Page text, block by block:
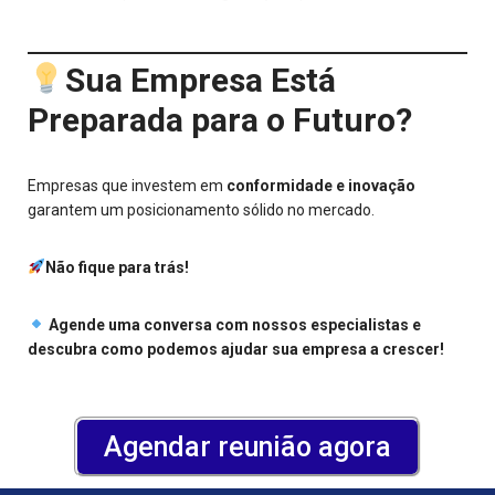
Sua Empresa Está
Preparada para o Futuro?
Empresas que investem em conformidade e inovação
garantem um posicionamento sólido no mercado.
Não fique para trás!
Agende uma conversa com nossos especialistas e
descubra como podemos ajudar sua empresa a crescer!
Agendar reunião agora